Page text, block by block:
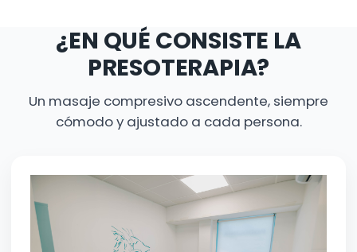
¿EN QUÉ CONSISTE LA
PRESOTERAPIA?
Un masaje compresivo ascendente, siempre
cómodo y ajustado a cada persona.